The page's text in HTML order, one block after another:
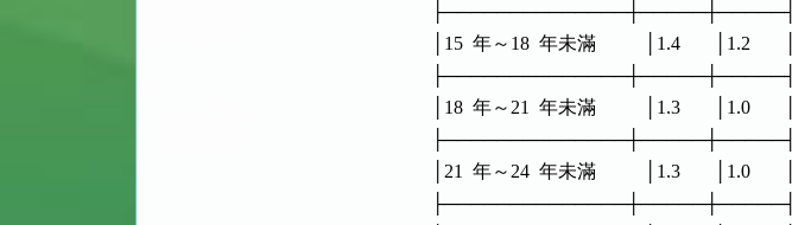
      ├──────────────┼─────┼─────┤
      │15  年～18  年未滿          │1.4       │1.2       │
      ├──────────────┼─────┼─────┤
      │18  年～21  年未滿          │1.3       │1.0       │
      ├──────────────┼─────┼─────┤
      │21  年～24  年未滿          │1.3       │1.0       │
      ├──────────────┼─────┼─────┤